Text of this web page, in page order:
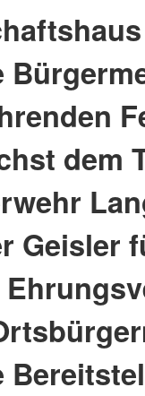
dem
Geisler